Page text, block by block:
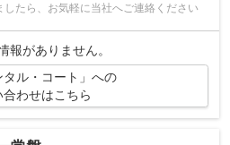
たら、お気軽に当社へご連絡ください
報がありません。
タル・コート」への
合わせはこちら